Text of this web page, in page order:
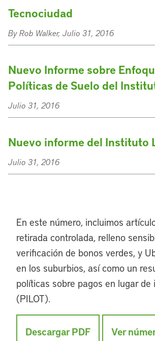
Tecnociudad
By Rob Walker, Julio 31, 2016
Nuevo Informe sobre
Políticas de Suelo del
Julio 31, 2016
Nuevo informe del Instituto
Julio 31, 2016
En este número, incluimos
retirada controlada, relleno
verificación de bonos verdes, y
en los suburbios, así como un
políticas sobre pagos en lugar de
(PILOT).
Descargar PDF Ver